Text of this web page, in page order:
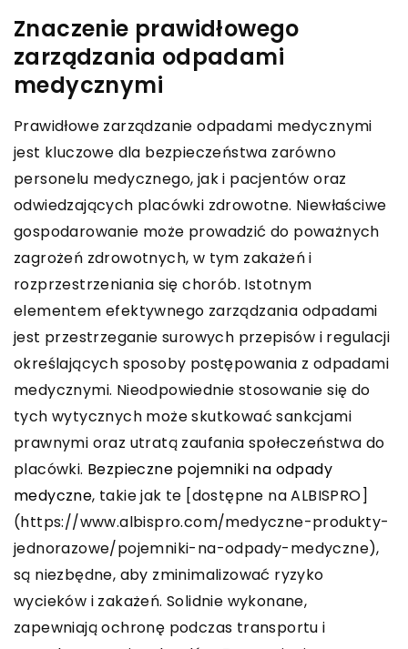
Znaczenie prawidłowego
zarządzania odpadami
medycznymi
Prawidłowe zarządzanie odpadami medycznymi
jest kluczowe dla bezpieczeństwa zarówno
personelu medycznego, jak i pacjentów oraz
odwiedzających placówki zdrowotne. Niewłaściwe
gospodarowanie może prowadzić do poważnych
zagrożeń zdrowotnych, w tym zakażeń i
rozprzestrzeniania się chorób. Istotnym
elementem efektywnego zarządzania odpadami
jest przestrzeganie surowych przepisów i regulacji
określających sposoby postępowania z odpadami
medycznymi. Nieodpowiednie stosowanie się do
tych wytycznych może skutkować sankcjami
prawnymi oraz utratą zaufania społeczeństwa do
placówki. Bezpieczne pojemniki na odpady
medyczne, takie jak te [dostępne na ALBISPRO]
(https://www.albispro.com/medyczne-produkty-
jednorazowe/pojemniki-na-odpady-medyczne),
są niezbędne, aby zminimalizować ryzyko
wycieków i zakażeń. Solidnie wykonane,
zapewniają ochronę podczas transportu i